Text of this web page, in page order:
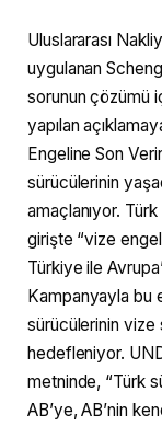
Uluslararası
uygulanan
sorunun çözümü
yapılan
Engeline Son
sürücülerinin
amaçlanıyor.
girişte “vize
Türkiye ile
Kampanyayla bu
sürücülerinin vize
hedefleniyor.
metninde, “Türk
AB’ye, AB’nin